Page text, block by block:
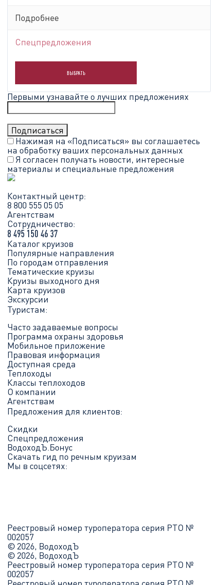
Подробнее
Спецпредложения
ВЫБРАТЬ
Первыми узнавайте о лучших предложениях
Нажимая на «Подписаться» вы соглашаетесь
на обработку ваших персональных данных
Я согласен получать новости, интересные
материалы и специальные предложения
Контактный центр:
8 800 555 05 05
Агентствам
Сотрудничество:
8 495 150 46 37
Каталог круизов
Популярные направления
По городам отправления
Тематические круизы
Круизы выходного дня
Карта круизов
Экскурсии
Туристам:
Часто задаваемые вопросы
Программа охраны здоровья
Мобильное приложение
Правовая информация
Доступная среда
Теплоходы
Классы теплоходов
О компании
Агентствам
Предложения для клиентов:
Скидки
Спецпредложения
ВодоходЪ.Бонус
Скачать гид по речным круизам
Мы в соцсетях:
Реестровый номер туроператора серия РТО №
002057
© 2026, ВодоходЪ
© 2026, ВодоходЪ
Реестровый номер туроператора серия РТО №
002057